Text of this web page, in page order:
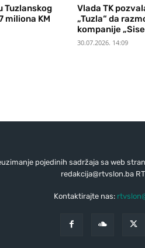
Tuzlanskog
miliona KM
Vlada TK
„Tuzla“ da
kompanije
30.07.2026. 14:09
pojedinih sadržaja sa web
redakcija@rtvslon.ba
Kontaktirajte nas: